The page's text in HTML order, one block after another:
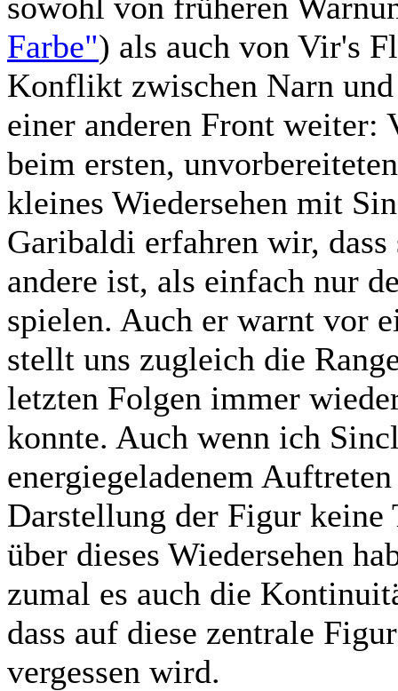
Farbe") als auch von Vir's
Konflikt zwischen Narn und
einer anderen Front
beim ersten,
kleines Wiedersehen mit
Garibaldi erfahren wir,
andere ist, als einfach nur
spielen. Auch er warnt vor
stellt uns zugleich die
letzten Folgen immer
konnte. Auch wenn ich
energiegeladenem
Darstellung der Figur keine
über dieses Wiedersehen
zumal es auch die
dass auf diese zentrale
vergessen wird.